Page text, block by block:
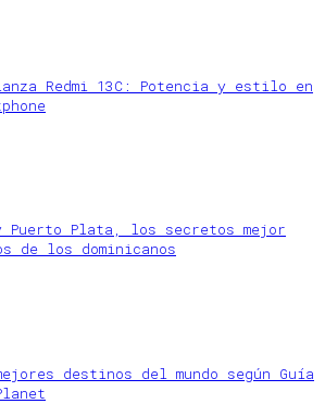
Redmi 13C: Potencia y estilo en
y Puerto Plata, los secretos mejor
de los dominicanos
destinos del mundo según Guía